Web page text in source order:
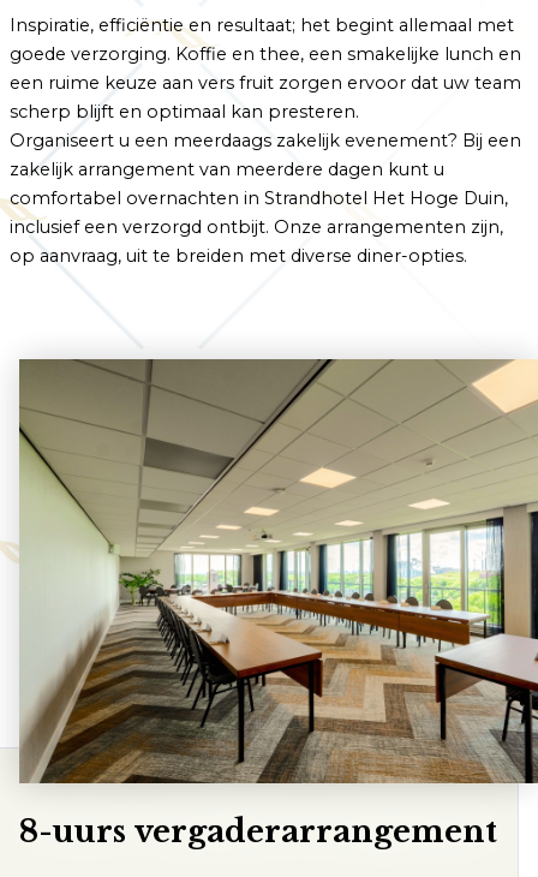
Klantenservice
Veelgestelde vragen
Contact
Route
Inspiratie, efficiëntie en resultaat; het begint allemaal met
goede verzorging. Koffie en thee, een smakelijke lunch en
een ruime keuze aan vers fruit zorgen ervoor dat uw team
scherp blijft en optimaal kan presteren.
Organiseert u een meerdaags zakelijk evenement? Bij een
zakelijk arrangement van meerdere dagen kunt u
comfortabel overnachten in Strandhotel Het Hoge Duin,
inclusief een verzorgd ontbijt. Onze arrangementen zijn,
op aanvraag, uit te breiden met diverse diner-opties.
8-uurs vergaderarrangement